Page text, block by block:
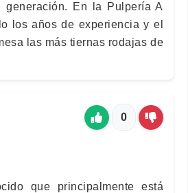
En la Pulpería A
los años de experiencia y el
las más tiernas rodajas de
0
que principalmente está